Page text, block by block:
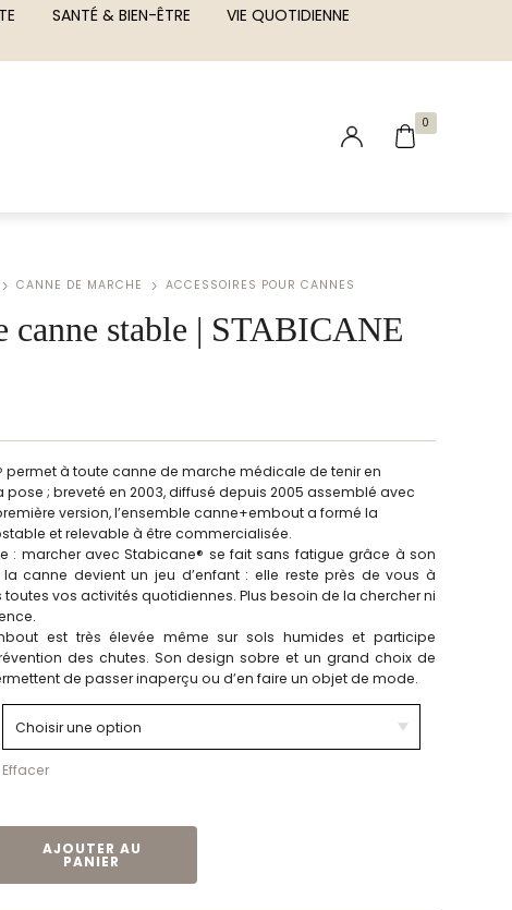
SANTÉ & BIEN-ÊTRE
VIE QUOTIDIENNE
0
CANNE DE MARCHE ACCESSOIRES POUR CANNES
canne stable | STABICANE
permet à toute canne de marche médicale de tenir en
; breveté en 2003, diffusé depuis 2005 assemblé avec
version, l’ensemble canne+embout a formé la
et relevable à être commercialisée.
: marcher avec Stabicane® se fait sans fatigue grâce à son
canne devient un jeu d’enfant : elle reste près de vous à
vos activités quotidiennes. Plus besoin de la chercher ni
est très élevée même sur sols humides et participe
des chutes. Son design sobre et un grand choix de
de passer inaperçu ou d’en faire un objet de mode.
Effacer
STABLE | STABICANE
AJOUTER AU
PANIER